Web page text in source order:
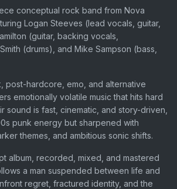
conceptual rock band from Nova
Logan Steeves (lead vocals, guitar,
(guitar, backing vocals,
(drums), and Mike Sampson (bass,
post-hardcore, emo, and alternative
emotionally volatile music that hits hard
sound is fast, cinematic, and story-driven,
punk energy but sharpened with
themes, and ambitious sonic shifts.
album, recorded, mixed, and mastered
a man suspended between life and
regret, fractured identity, and the